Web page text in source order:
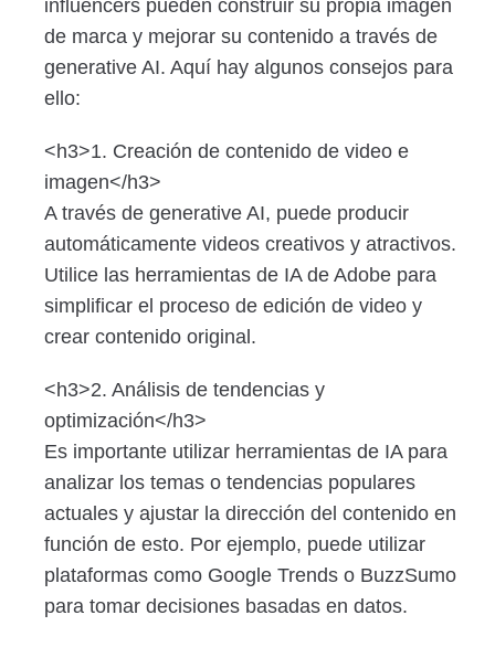
influencers pueden construir su propia imagen
de marca y mejorar su contenido a través de
generative AI. Aquí hay algunos consejos para
ello:
<h3>1. Creación de contenido de video e
imagen</h3>
A través de generative AI, puede producir
automáticamente videos creativos y atractivos.
Utilice las herramientas de IA de Adobe para
simplificar el proceso de edición de video y
crear contenido original.
<h3>2. Análisis de tendencias y
optimización</h3>
Es importante utilizar herramientas de IA para
analizar los temas o tendencias populares
actuales y ajustar la dirección del contenido en
función de esto. Por ejemplo, puede utilizar
plataformas como Google Trends o BuzzSumo
para tomar decisiones basadas en datos.